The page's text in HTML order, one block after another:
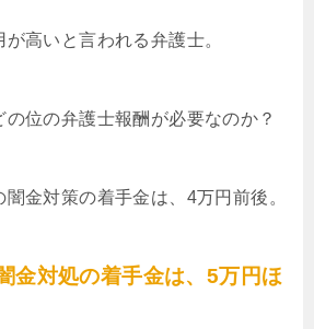
高いと言われる弁護士。
位の弁護士報酬が必要なのか？
金対策の着手金は、4万円前後。
金対処の着手金は、5万円ほ